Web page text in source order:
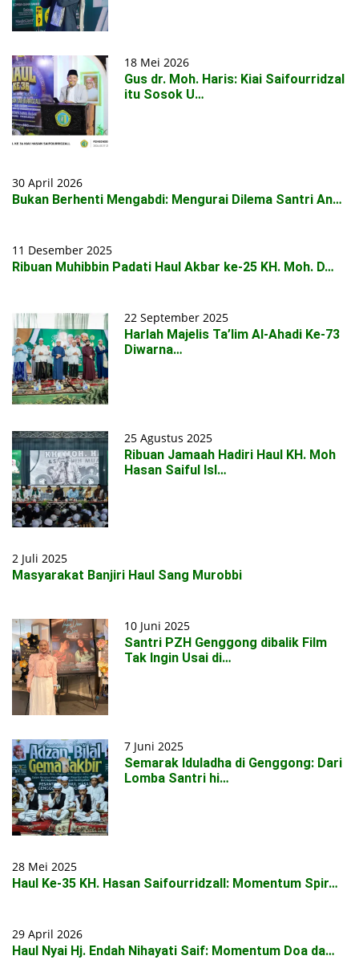
18 Mei 2026
Gus dr. Moh. Haris: Kiai Saifourridzal
itu Sosok U…
30 April 2026
Bukan Berhenti Mengabdi: Mengurai Dilema Santri An…
11 Desember 2025
Ribuan Muhibbin Padati Haul Akbar ke-25 KH. Moh. D…
22 September 2025
Harlah Majelis Ta’lim Al-Ahadi Ke-73
Diwarna…
25 Agustus 2025
Ribuan Jamaah Hadiri Haul KH. Moh
Hasan Saiful Isl…
2 Juli 2025
Masyarakat Banjiri Haul Sang Murobbi
10 Juni 2025
Santri PZH Genggong dibalik Film
Tak Ingin Usai di…
7 Juni 2025
Semarak Iduladha di Genggong: Dari
Lomba Santri hi…
28 Mei 2025
Haul Ke-35 KH. Hasan Saifourridzall: Momentum Spir…
29 April 2026
Haul Nyai Hj. Endah Nihayati Saif: Momentum Doa da…